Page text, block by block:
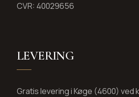
CVR: 40029656
LEVERING
Gratis levering i Køge (4600) ved